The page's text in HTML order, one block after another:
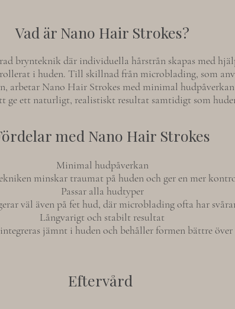
Vad är Nano Hair Strokes?
brynteknik där individuella hårstrån skapas med
i huden. Till skillnad från microblading, som
arbetar Nano Hair Strokes med minimal
ge ett naturligt, realistiskt resultat samtidigt som
med Nano Hair Strokes
Minimal hudpåverkan
minskar traumat på huden och ger en mer
Passar alla hudtyper
väl även på fet hud, där microblading ofta har
Långvarigt och stabilt resultat
jämnt i huden och behåller formen bättre
Eftervård